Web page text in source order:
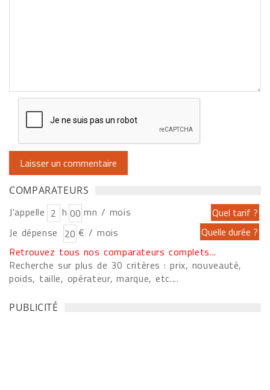
COMPARATEURS
J'appelle h
mn / mois
Je dépense
€ / mois
Retrouvez tous nos comparateurs complets...
Recherche sur plus de 30 critères : prix, nouveauté,
poids, taille, opérateur, marque, etc....
PUBLICITÉ